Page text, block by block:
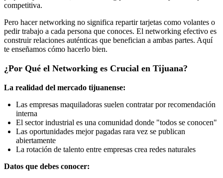
competitiva.
Pero hacer networking no significa repartir tarjetas como volantes o
pedir trabajo a cada persona que conoces. El networking efectivo es
construir relaciones auténticas que benefician a ambas partes. Aquí
te enseñamos cómo hacerlo bien.
¿Por Qué el Networking es Crucial en Tijuana?
La realidad del mercado tijuanense:
Las empresas maquiladoras suelen contratar por recomendación
interna
El sector industrial es una comunidad donde "todos se conocen"
Las oportunidades mejor pagadas rara vez se publican
abiertamente
La rotación de talento entre empresas crea redes naturales
Datos que debes conocer: